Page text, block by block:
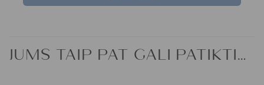
JUMS TAIP PAT GALI PATIKTI…